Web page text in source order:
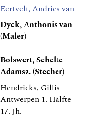
Eertvelt, Andries van
Dyck, Anthonis van
(Maler)
Bolswert, Schelte
Adamsz. (Stecher)
Hendricks, Gillis
Antwerpen 1. Hälfte
17. Jh.